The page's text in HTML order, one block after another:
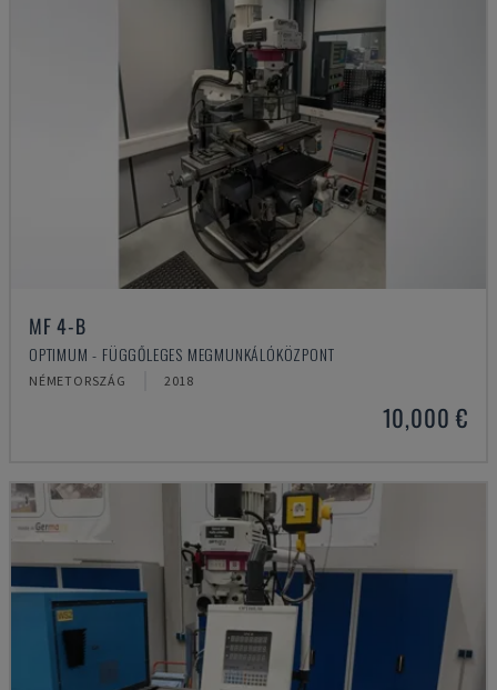
MF 4-B
OPTIMUM - FÜGGŐLEGES MEGMUNKÁLÓKÖZPONT
NÉMETORSZÁG 2018
10,000 €